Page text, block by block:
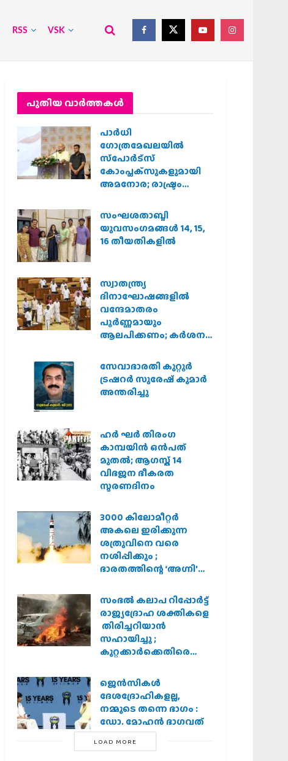
RSS VSK
പുതിയ വാര്‍ത്തകള്‍
പാര്‍ധി
ഗോത്രമേഖലയില്‍
സ്‌പോര്‍ട്‌സ്
കോംപ്ലക്‌സുകളുമായി
അമനോര; രാഷ്ട്രം
അവഗണിക്കപ്പെട്ടവര്‍
മുഖ്യധാരയിലെത്തണം :
ഡോ. മോഹന്‍ ഭാഗവത്
സംഘശതാബ്ദി
യുവസംഗമങ്ങള്‍ 14, 15,
16 തീയതികളില്‍
സ്വാതന്ത്ര്യ
ദിനാഘോഷങ്ങളിൽ
വന്ദേമാതരം
പൂർണ്ണമായും
ആലപിക്കണം; കർശന
സർക്കാർ
സേവാഭാരതി കുറ്റൂർ
ട്രഷറർ സുരേഷ് കുമാർ
അന്തരിച്ചു
ഹര്‍ ഘര്‍ തിരംഗ
കാമ്പയിന്‍ ഒന്‍പത്
മുതല്‍; ആഗസ്ത് 14
വിഭജന ഭീകരത
സ്മരണദിനം
3000 കിലോമീറ്റർ
അകലെ ഇരിക്കുന്ന
ശത്രുവിനെ വരെ
നശിപ്പിക്കും ;
ഭാരതത്തിന്റെ ‘അഗ്നി’
സംഭൽ കലാപ റിപ്പോർട്ട്
രാജ്യദ്രോഹ ശക്തികളെ
തിരിച്ചറിയാൻ
സഹായിച്ചു ;
കുറ്റക്കാർക്കെതിരെ
വേണമെന്ന് വിശ്വഹിന്ദു
പരിഷത്ത്
ജെന്‍സികള്‍
ദേശദ്രോഹികളല്ല,
നമ്മുടെ തന്നെ ഭാഗം :
ഡോ. മോഹന്‍ ഭാഗവത്
LOAD MORE